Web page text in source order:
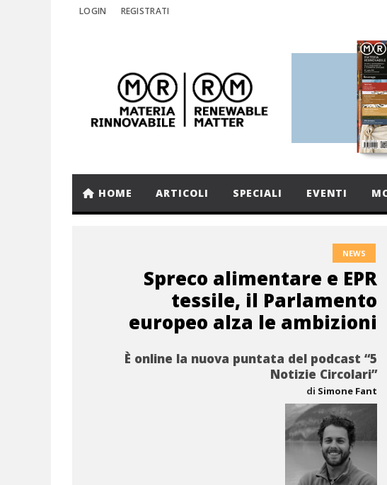
LOGIN REGISTRATI
HOME ARTICOLI SPECIALI EVENTI
NEWS
Spreco alimentare e EPR
tessile, il Parlamento
europeo alza le ambizioni
È online la nuova puntata del podcast “5
Notizie Circolari”
di Simone Fant